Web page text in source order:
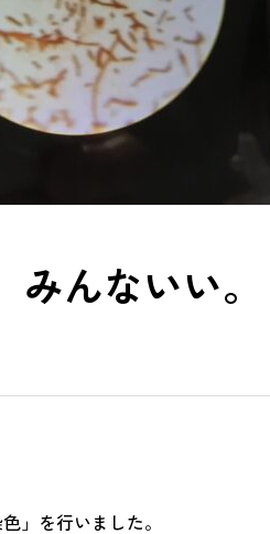
んないい。
」を行いました。